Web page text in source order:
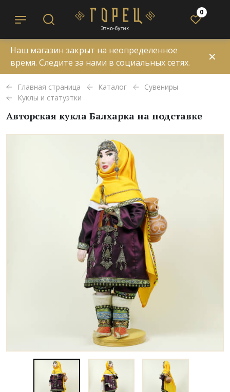
0
Наш магазин закрыт на неопределенное
время. Следите за нами в социальных сетях.
✕
Главная страница Каталог
Сувениры
Куклы и статуэтки
Авторская кукла Балхарка на подставке